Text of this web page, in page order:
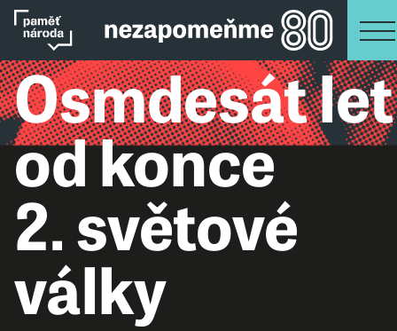
Osmdesát let
od konce
2. světové
války